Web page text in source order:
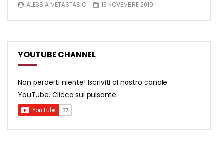
ALESSIA METASTASIO 13 NOVEMBRE 2019
YOUTUBE CHANNEL
Non perderti niente! Iscriviti al nostro canale
YouTube. Clicca sul pulsante.